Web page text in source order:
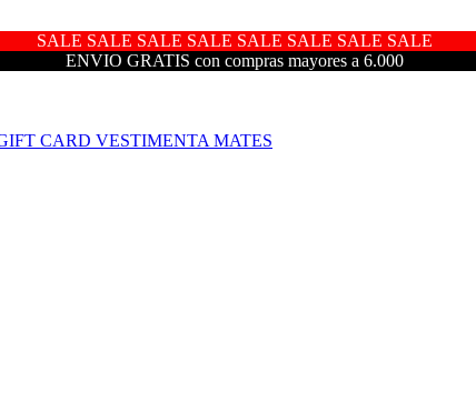
SALE SALE SALE SALE SALE SALE SALE SALE
ENVIO GRATIS con compras mayores a 6.000
CARD VESTIMENTA MATES